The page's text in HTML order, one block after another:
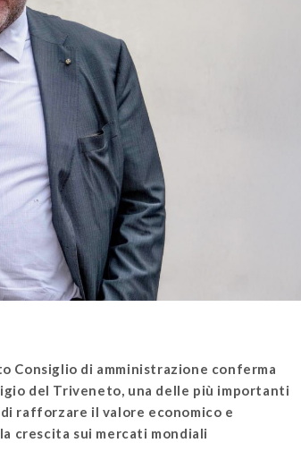
Consiglio di amministrazione conferma
del Triveneto, una delle più importanti
rafforzare il valore economico e
crescita sui mercati mondiali